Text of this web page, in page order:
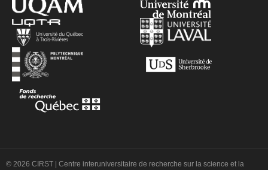
© 2026 CIRST | Centre interuniversitaire de recherche sur la science et la